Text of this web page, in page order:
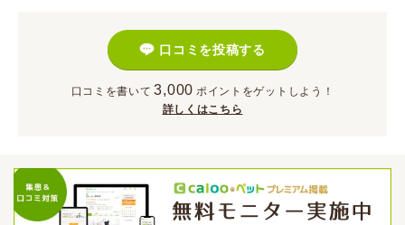
口コミを投稿する
口コミを書いて 3,000 ポイント をゲットしよう！
詳しくはこちら